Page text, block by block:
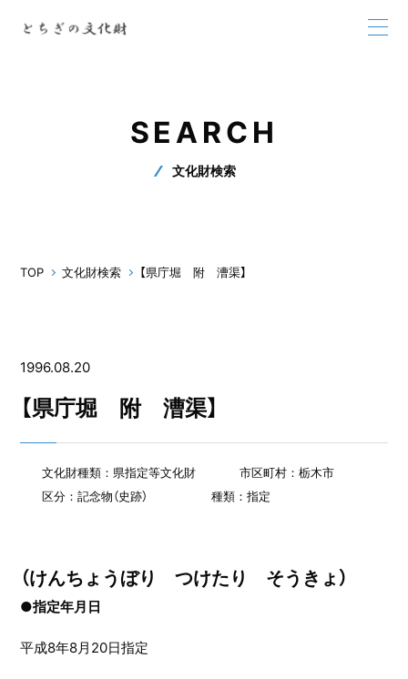
SEARCH
文化財検索
TOP 文化財検索 【県庁堀 附 漕渠】
1996.08.20
【県庁堀 附 漕渠】
文化財種類：県指定等文化財
市区町村：栃木市
区分：記念物（史跡）
種類：指定
（けんちょうぼり つけたり そうきょ）
●指定年月日
平成8年8月20日指定